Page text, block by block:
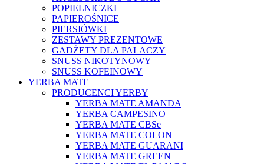
POPIELNICZKI
PAPIEROŚNICE
PIERSIÓWKI
ZESTAWY PREZENTOWE
GADŻETY DLA PALACZY
SNUSS NIKOTYNOWY
SNUSS KOFEINOWY
YERBA MATE
PRODUCENCI YERBY
YERBA MATE AMANDA
YERBA CAMPESINO
YERBA MATE CBSe
YERBA MATE COLON
YERBA MATE GUARANI
YERBA MATE GREEN